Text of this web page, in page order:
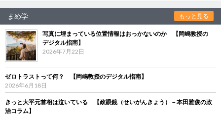
まめ学 もっと見る
写真に埋まっている位置情報はおっかないのか 【岡嶋教授の
デジタル指南】
2026年7月22日
ゼロトラストって何？ 【岡嶋教授のデジタル指南】
2026年6月18日
きっと大平元首相は泣いている 【政眼鏡（せいがんきょう）－本田雅俊の政
治コラム】